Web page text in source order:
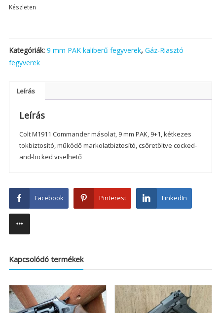
Készleten
Kategóriák: 9 mm PAK kaliberű fegyverek, Gáz-Riasztó
fegyverek
Leírás
Leírás
Colt M1911 Commander másolat, 9 mm PAK, 9+1, kétkezes
tokbiztosító, működő markolatbiztosító, csőretöltve cocked-
and-locked viselhető
Facebook Pinterest LinkedIn
Kapcsolódó termékek